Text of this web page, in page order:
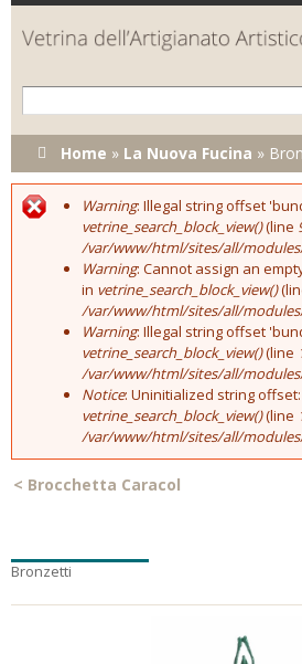
Skip to
main
content
Tu sei qui
Home » La Nuova Fucina »
Error message
Warning: Illegal string offset
vetrine_search_block_view()(line
/var/www/html/sites/all/
Warning: Cannot assign an
in vetrine_search_block_view()
/var/www/html/sites/all/
Warning: Illegal string offset
vetrine_search_block_view()(line
/var/www/html/sites/all/
Notice: Uninitialized string offset:
vetrine_search_block_view()(line
/var/www/html/sites/all/
< Brocchetta Caracol
Bronzetti